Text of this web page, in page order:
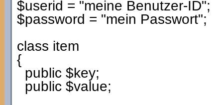
$userid = "meine Benutzer-ID";
$password = "mein Passwort";
class item
{
public $key;
public $value;